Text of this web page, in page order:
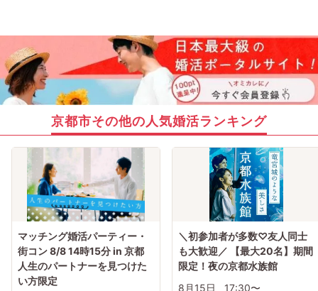
京都市その他の人気婚活ランキング
マッチング婚活パーティー・
街コン 8/8 14時15分 in 京都
人生のパートナーを見つけた
い方限定
＼初参加者が多数♡友人同士
も大歓迎／ 【最大20名】期間
限定！夜の京都水族館
8月15日
17:30〜